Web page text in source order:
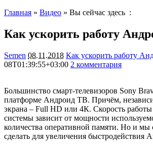
Главная » Видео » Вы сейчас здесь :
Как ускорить работу
Semen 08.11.2018 Как ускорить работу
08T01:39:55+03:00 2 комментария
Большинство смарт-телевизоров Sony
платформе Андроид ТВ. Причём,
экрана – Full HD или 4К. Скорость
системы зависит от мощности
количества оперативной памяти. Но и
сделать для увеличения быстродействия